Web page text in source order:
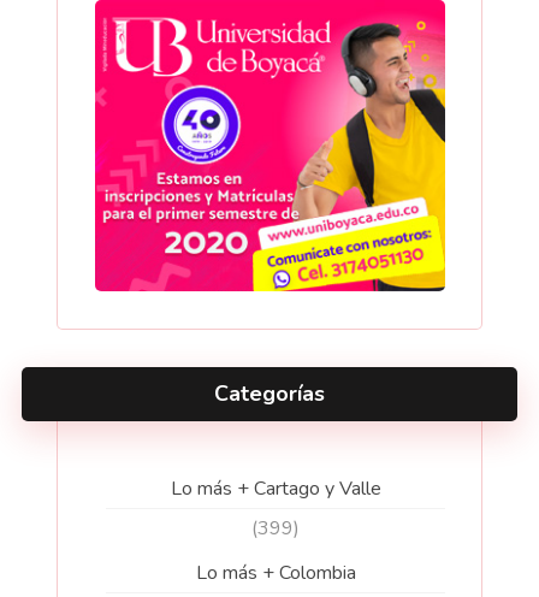
Categorías
Lo más + Cartago y Valle
(399)
Lo más + Colombia